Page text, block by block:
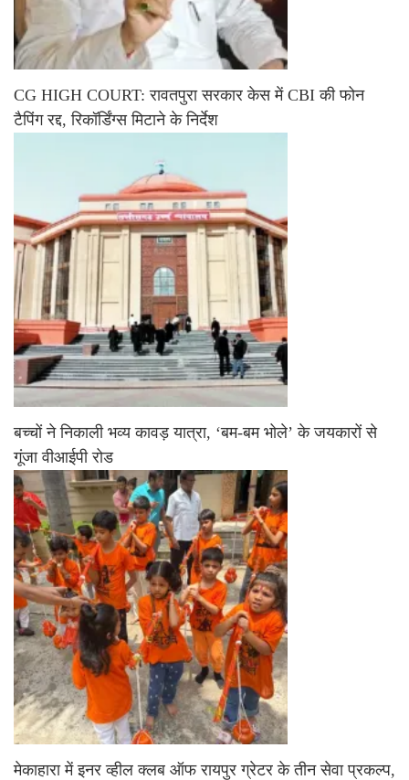
CG HIGH COURT: रावतपुरा सरकार केस में CBI की फोन
टैपिंग रद्द, रिकॉर्डिंग्स मिटाने के निर्देश
बच्चों ने निकाली भव्य कावड़ यात्रा, ‘बम-बम भोले’ के जयकारों से
गूंजा वीआईपी रोड
मेकाहारा में इनर व्हील क्लब ऑफ रायपुर ग्रेटर के तीन सेवा प्रकल्प,